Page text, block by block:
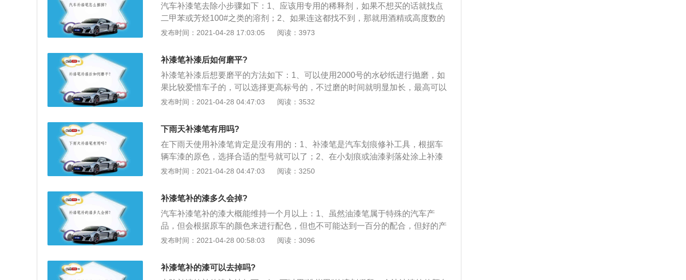
的效果，没有光泽，会存在一定的色差。需要注意的是，使用补漆笔涂抹以前，
要使用砂纸打磨一下划痕处。对于较深的划痕，要反复涂上几次才能达到理想的
效果。补漆笔含有很多化学成分，会有一定的毒素，因此保存的时候要保存在阴
汽车补漆笔去除小步骤如下：1、应该用专用的稀释剂，如果不想买的话就找点
二甲苯或芳烃100#之类的溶剂；2、如果连这都找不到，那就用酒精或高度数的
二锅头，找一块软布蘸上轻轻擦拭（耐心点，尽量别擦到原漆部位）；3、如果
要一次性喷太厚，要等第一遍快干了再喷第二遍）。
发布时间：2021-04-28 17:03:05 阅读：3973
补漆笔补漆后如何磨平?
补漆笔补漆后想要磨平的方法如下：1、可以使用2000号的水砂纸进行抛磨，如
果比较爱惜车子的，可以选择更高标号的，不过磨的时间就明显加长，最高可以
选5000号的，感觉没问题以后，再进行清洗，然后用车蜡恢复光泽就可以了；
子补，在晾干后，再用纱纸磨平，然后用补漆笔和配套的油混在一起摇匀，用喷
维修店让专业的人士进行处理。
发布时间：2021-04-28 04:47:03 阅读：3532
下雨天补漆笔有用吗?
在下雨天使用补漆笔肯定是没有用的：1、补漆笔是汽车划痕修补工具，根据车
辆车漆的原色，选择合适的型号就可以了；2、在小划痕或油漆剥落处涂上补漆
笔，就可以进行修补；3、补漆笔可以遮盖和填平划痕，并具有防锈的功能，而
发布时间：2021-04-28 04:47:03 阅读：3250
补漆笔补的漆多久会掉?
汽车补漆笔补的漆大概能维持一个月以上：1、虽然油漆笔属于特殊的汽车产
品，但会根据原车的颜色来进行配色，但也不可能达到一百分的配合，但好的产
品颜色相似度可以达到90%左右；2，建议车主在使用前，可以在纸上喷一点，
足的话，最好花点钱找一家专业的维修店帮忙修补。
发布时间：2021-04-28 00:58:03 阅读：3096
补漆笔补的漆可以去掉吗?